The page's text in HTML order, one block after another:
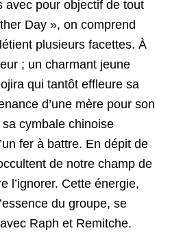
avec pour objectif de tout
Day », on comprend
plusieurs facettes. À
; un charmant jeune
qui tantôt effleure sa
d’une mère pour son
cymbale chinoise
fer à battre. En dépit de
de notre champ de
l’ignorer. Cette énergie,
du groupe, se
Raph et Remitche.